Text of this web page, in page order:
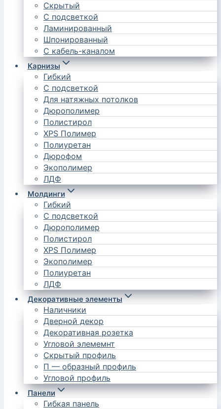
Скрытый
С подсветкой
Ламинированный
Шпонированный
С кабель-каналом
Карнизы
Гибкий
С подсветкой
Для натяжных потолков
Дюрополимер
Полистирол
XPS Полимер
Полиуретан
Дюрофом
Экополимер
ЛДФ
Молдинги
Гибкий
С подсветкой
Дюрополимер
Полистирол
XPS Полимер
Экополимер
Полиуретан
ЛДФ
Декоративные элементы
Наличники
Дверной декор
Декоративная розетка
Угловой элемемнт
Скрытый профиль
П — образный профиль
Угловой профиль
Панели
Гибкая панель